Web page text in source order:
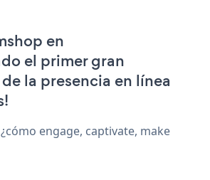
en
el primer gran
la presencia en línea
engage, captivate, make